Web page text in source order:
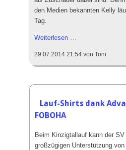
den Medien bekannten Kelly
Tag.
Weiterlesen …
Kelly
startet
29.07.2014 21:54 von Toni
Lauf-Shirts dank
FOBOHA
Beim Kinzigtallauf kann der
großzügigen Unterstützung